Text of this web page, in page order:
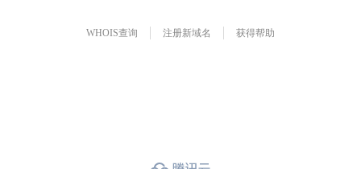
WHOIS查询 注册新域名 获得帮助